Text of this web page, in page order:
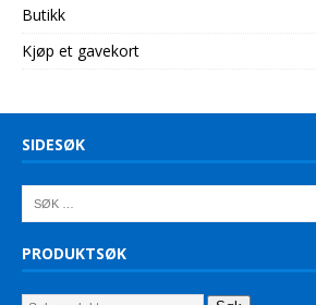
Butikk
Kjøp et gavekort
SIDESØK
PRODUKTSØK